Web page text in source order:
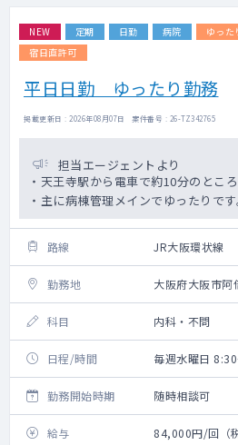
NEW 定期 日勤 病院 ゆった
宿日直許可
平日日勤 ゆったり勤務
掲載更新日 : 2026年08月07日 案件番号 : 26-TZ342765
担当エージェントより
・天王寺駅から電車で約10分のところ
・主に病棟管理メインでゆったりです
路線 JR大阪環状線
勤務地 大阪府大阪市阿
科目 内科・不問
日程/時間 毎週水曜日
勤務開始時期 随時相談可
給与 84,000円/回（